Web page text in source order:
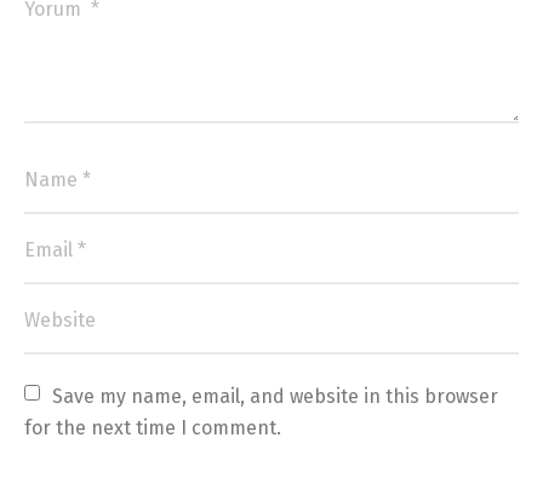
Save my name, email, and website in this browser
for the next time I comment.